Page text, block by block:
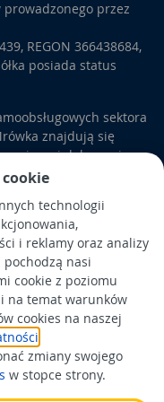
technologii
i reklamy oraz analizy
nasi
cookie z poziomu
na temat warunków
cookies na naszej
zmiany swojego
w stopce strony.
ich do wystroju
przestrzeni i
wybrać modele z
drewnianetworzy
pomysłem
przez
REGON 366438684,
posiada status
sektora
znajdują się
i dekoracyjne,
a także
domu.